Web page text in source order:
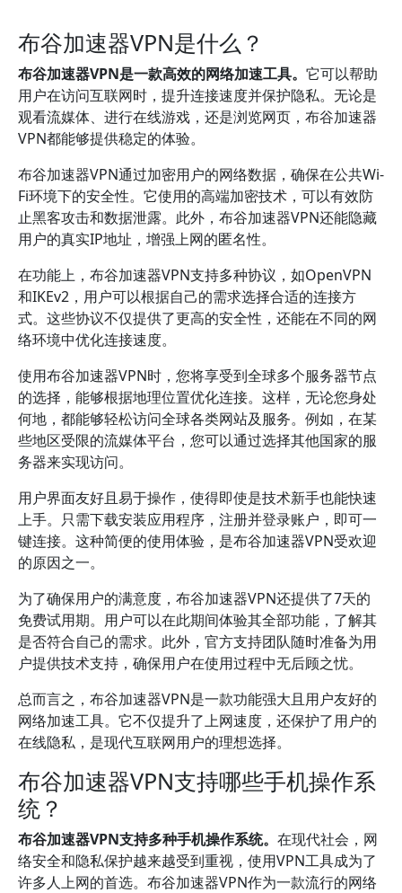
布谷加速器VPN是什么？
布谷加速器VPN是一款高效的网络加速工具。 它可以帮助
用户在访问互联网时，提升连接速度并保护隐私。无论是
观看流媒体、进行在线游戏，还是浏览网页，布谷加速器
VPN都能够提供稳定的体验。
布谷加速器VPN通过加密用户的网络数据，确保在公共Wi-
Fi环境下的安全性。它使用的高端加密技术，可以有效防
止黑客攻击和数据泄露。此外，布谷加速器VPN还能隐藏
用户的真实IP地址，增强上网的匿名性。
在功能上，布谷加速器VPN支持多种协议，如OpenVPN
和IKEv2，用户可以根据自己的需求选择合适的连接方
式。这些协议不仅提供了更高的安全性，还能在不同的网
络环境中优化连接速度。
使用布谷加速器VPN时，您将享受到全球多个服务器节点
的选择，能够根据地理位置优化连接。这样，无论您身处
何地，都能够轻松访问全球各类网站及服务。例如，在某
些地区受限的流媒体平台，您可以通过选择其他国家的服
务器来实现访问。
用户界面友好且易于操作，使得即使是技术新手也能快速
上手。只需下载安装应用程序，注册并登录账户，即可一
键连接。这种简便的使用体验，是布谷加速器VPN受欢迎
的原因之一。
为了确保用户的满意度，布谷加速器VPN还提供了7天的
免费试用期。用户可以在此期间体验其全部功能，了解其
是否符合自己的需求。此外，官方支持团队随时准备为用
户提供技术支持，确保用户在使用过程中无后顾之忧。
总而言之，布谷加速器VPN是一款功能强大且用户友好的
网络加速工具。它不仅提升了上网速度，还保护了用户的
在线隐私，是现代互联网用户的理想选择。
布谷加速器VPN支持哪些手机操作系
统？
布谷加速器VPN支持多种手机操作系统。 在现代社会，网
络安全和隐私保护越来越受到重视，使用VPN工具成为了
许多人上网的首选。布谷加速器VPN作为一款流行的网络